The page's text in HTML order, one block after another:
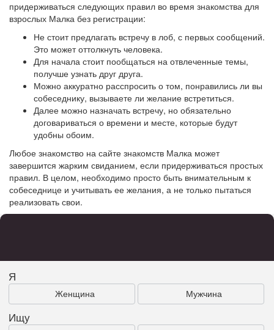
придерживаться следующих правил во время знакомства для
взрослых Малка без регистрации:
Не стоит предлагать встречу в лоб, с первых сообщений.
Это может оттолкнуть человека.
Для начала стоит пообщаться на отвлеченные темы,
получше узнать друг друга.
Можно аккуратно расспросить о том, понравились ли вы
собеседнику, вызываете ли желание встретиться.
Далее можно назначать встречу, но обязательно
договариваться о времени и месте, которые будут
удобны обоим.
Любое знакомство на сайте знакомств Малка может
завершится жарким свиданием, если придерживаться простых
правил. В целом, необходимо просто быть внимательным к
собеседнице и учитывать ее желания, а не только пытаться
реализовать свои.
Я
Женщина Мужчина
Ищу